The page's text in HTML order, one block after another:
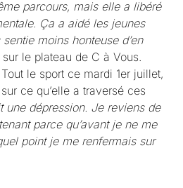
parcours, mais elle a libéré
Ça a aidé les jeunes
moins honteuse d’en
le plateau de C à Vous.
le sport ce mardi 1er juillet,
ce qu’elle a traversé ces
une dépression. Je reviens de
parce qu’avant je ne me
point je me renfermais sur